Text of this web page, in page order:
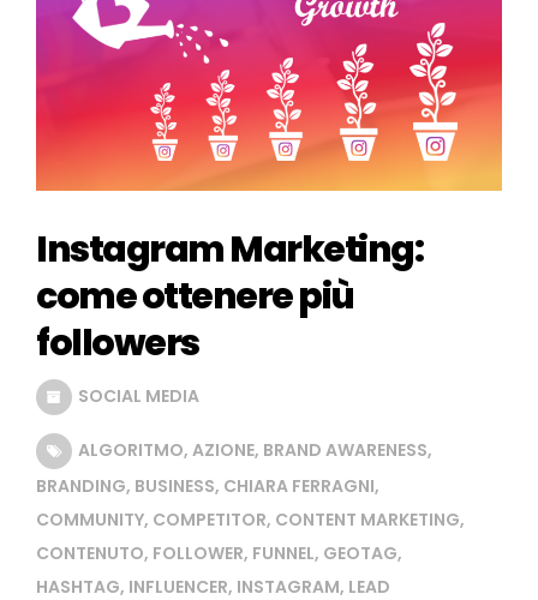
Instagram Marketing:
come ottenere più
followers
SOCIAL MEDIA
ALGORITMO, AZIONE, BRAND AWARENESS,
BRANDING, BUSINESS, CHIARA FERRAGNI,
COMMUNITY, COMPETITOR, CONTENT MARKETING,
CONTENUTO, FOLLOWER, FUNNEL, GEOTAG,
HASHTAG, INFLUENCER, INSTAGRAM, LEAD